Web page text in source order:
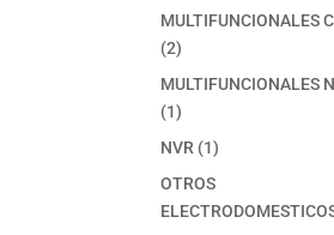
productos
MULTIFUNCIONALES
22
productos
MULTIFUNCIONALES
11
producto
NVR 11
producto
OTROS